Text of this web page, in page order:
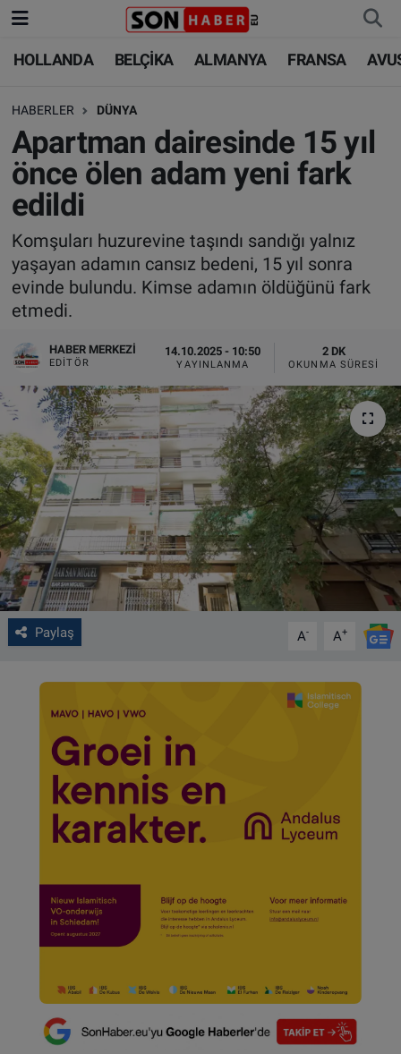
HOLLANDA BELÇİKA ALMANYA FRANSA
HABERLER DÜNYA
Apartman dairesinde 15 yıl
önce ölen adam yeni fark
edildi
Komşuları huzurevine taşındı sandığı yalnız
yaşayan adamın cansız bedeni, 15 yıl sonra
evinde bulundu. Kimse adamın öldüğünü fark
etmedi.
HABER MERKEZI
EDITÖR
14.10.2025 - 10:50
YAYINLANMA
2 DK
OKUNMA SÜRESI
Paylaş A- A+
HOLLANDA
BELÇİKA
ALMANYA
FRANSA
AVUSTURYA
SAĞLIK - YAŞAM
BİLİM-TEKNOLOJİ
HOLLANDA
BELÇİKA
ALMANYA
TÜRKİYE
DÜNYA
BİLİM-TEKNOLOJİ
SAĞLIK
FOTO GALERİ
VIDEO GALERİ
ALGEMENE VOORWAARDEN
CONTACT
Çerez Politikası
Nöbetçi Eczaneler
Hava Durumu
Trafik Durumu
Süper Lig Puan Durumu ve Fikstür
Tüm Manşetler
Son Dakika Haberleri
Haber Arşivi